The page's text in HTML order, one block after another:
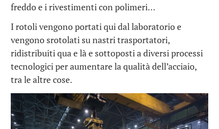
freddo e i rivestimenti con polimeri…
I rotoli vengono portati qui dal laboratorio e
vengono srotolati su nastri trasportatori,
ridistribuiti qua e là e sottoposti a diversi processi
tecnologici per aumentare la qualità dell’acciaio,
tra le altre cose.